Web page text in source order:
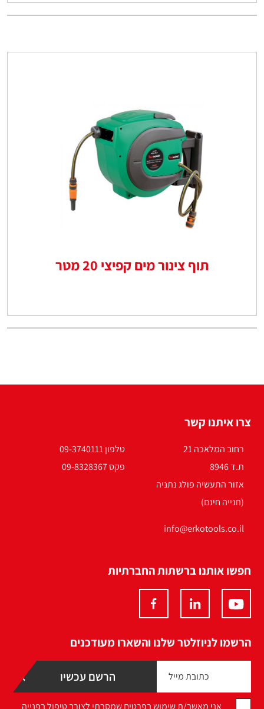
תוף צינור מים קפיצי 20 מטר
צרו איתנו קשר
רחוב המלאכה 21
ת.ד 8946
אזור התעשיה פולג נתניה
(חנייה חינם)
טלפון 09-3740111
פקס 09-8328367
info@erkotools.co.il
חפשו אותנו ברשתות החברתיות
הרשמו לניוזלטר שלנו והשארו מעודכנים
אני מאשר/ת שימוש בפרטים שמסרתי לצורך טיפול בפנייה